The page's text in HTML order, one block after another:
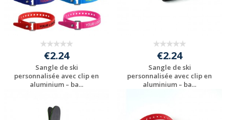
€2.24
Sangle de ski
personnalisée avec clip en
aluminium – ba...
votre logo
€2.24
Sangle de ski
personnalisée avec clip en
aluminium – ba...